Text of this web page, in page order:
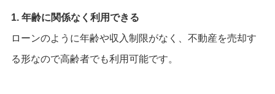
1. 年齢に関係なく利用できる
ローンのように年齢や収入制限がなく、不動産を売却す
る形なので高齢者でも利用可能です。